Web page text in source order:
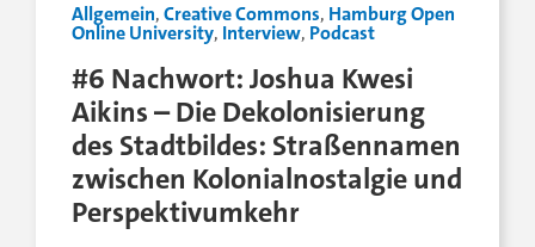
Allgemein,Creative Commons, Hamburg Open
Online University, Interview, Podcast
#6 Nachwort: Joshua Kwesi
Aikins – Die Dekolonisierung
des Stadtbildes: Straßennamen
zwischen Kolonialnostalgie und
Perspektivumkehr